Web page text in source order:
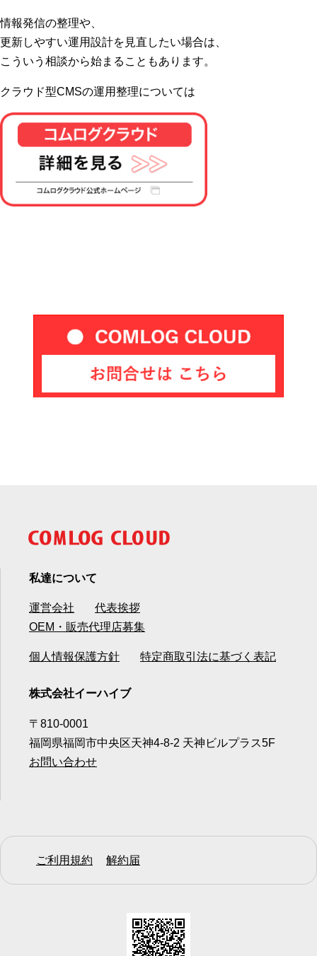
情報発信の整理や、
更新しやすい運用設計を見直したい場合は、
こういう相談から始まることもあります。
クラウド型CMSの運用整理については
私達について
運営会社
代表挨拶
OEM・販売代理店募集
個人情報保護方針 特定商取引法に基づく表記
株式会社イーハイブ
〒810-0001
福岡県福岡市中央区天神4-8-2 天神ビルプラス5F
お問い合わせ
ご利用規約 解約届